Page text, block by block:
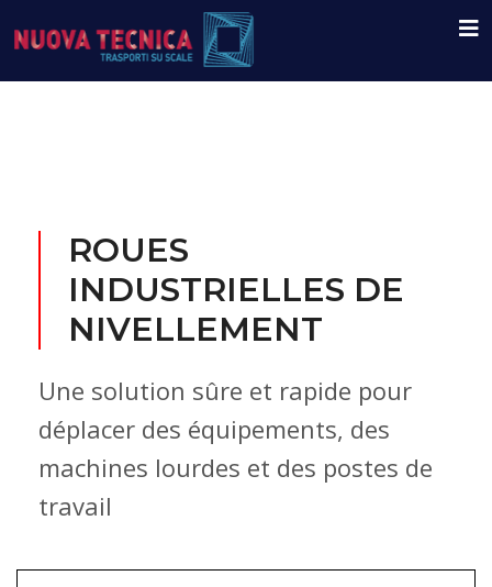
ROUES
INDUSTRIELLES DE
NIVELLEMENT
Une solution sûre et rapide pour
déplacer des équipements, des
machines lourdes et des postes de
travail